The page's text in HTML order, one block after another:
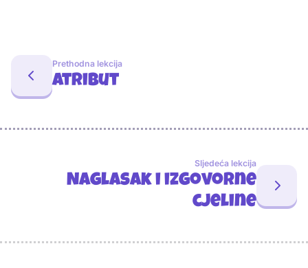
Prethodna lekcija
Atribut
Sljedeća lekcija
Naglasak i izgovorne
cjeline